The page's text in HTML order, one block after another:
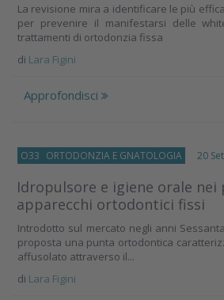
La revisione mira a identificare le più
per prevenire il manifestarsi delle
trattamenti di ortodonzia fissa
di Lara Figini
Approfondisci
O33 ORTODONZIA E GNATOLOGIA 20
Idropulsore e igiene orale nei
apparecchi ortodontici fissi
Introdotto sul mercato negli anni
proposta una punta ortodontica
affusolato attraverso il...
di Lara Figini